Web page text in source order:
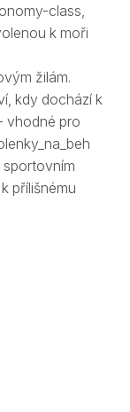
class,
k moři
žilám.
kdy dochází k
vhodné pro
sportovním
přílišnému